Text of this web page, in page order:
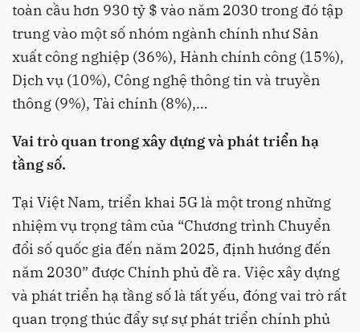
toàn cầu hơn 930 tỷ $ vào năm 2030 trong đó tập
trung vào một số nhóm ngành chính như Sản
xuất công nghiệp (36%), Hành chính công (15%),
Dịch vụ (10%), Công nghệ thông tin và truyền
thông (9%), Tài chính (8%),…
Vai trò quan trong xây dựng và phát triển hạ
tầng số.
Tại Việt Nam, triển khai 5G là một trong những
nhiệm vụ trọng tâm của “Chương trình Chuyển
đổi số quốc gia đến năm 2025, định hướng đến
năm 2030” được Chính phủ đề ra. Việc xây dựng
và phát triển hạ tầng số là tất yếu, đóng vai trò rất
quan trọng thúc đẩy sự sự phát triển chính phủ